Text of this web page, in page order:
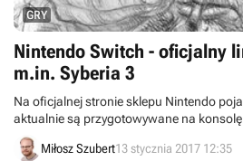
GRY
Nintendo Switch - oficjalny
m.in. Syberia 3
Na oficjalnej stronie sklepu Nintendo
aktualnie są przygotowywane na
zapowiedzianych już podczas oficjalnej
na niej znaleźć między innymi Syberię 3.
Miłosz Szubert13 stycznia 2017 12:35